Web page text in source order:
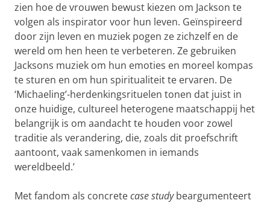
zien hoe de vrouwen bewust kiezen om Jackson te
volgen als inspirator voor hun leven. Geïnspireerd
door zijn leven en muziek pogen ze zichzelf en de
wereld om hen heen te verbeteren. Ze gebruiken
Jacksons muziek om hun emoties en moreel kompas
te sturen en om hun spiritualiteit te ervaren. De
‘Michaeling’-herdenkingsrituelen tonen dat juist in
onze huidige, cultureel heterogene maatschappij het
belangrijk is om aandacht te houden voor zowel
traditie als verandering, die, zoals dit proefschrift
aantoont, vaak samenkomen in iemands
wereldbeeld.’
Met fandom als concretecase studybeargumenteert